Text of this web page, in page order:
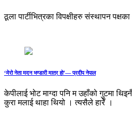
ठूला पार्टीभित्रका विपक्षीहरु संस्थापन पक्षका
‘मेरो नेता मदन भण्डारी मात्र हो’— प्रदीप नेपाल
केपीलाई भोट माग्दा पनि म उहाँको गुटमा
कुरा मलाई थाहा थियो । त्यसैले हारेँ ।